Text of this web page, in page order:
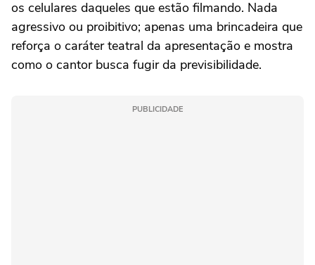
os celulares daqueles que estão filmando. Nada
agressivo ou proibitivo; apenas uma brincadeira que
reforça o caráter teatral da apresentação e mostra
como o cantor busca fugir da previsibilidade.
PUBLICIDADE